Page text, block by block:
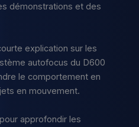
démonstrations et des
explication sur les
autofocus du D600
le comportement en
en mouvement.
approfondir les